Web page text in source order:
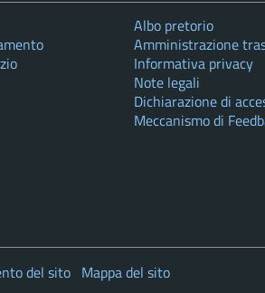
Albo pretorio
Amministrazione
Informativa privacy
Note legali
Dichiarazione di
Meccanismo di
del sito Mappa del sito